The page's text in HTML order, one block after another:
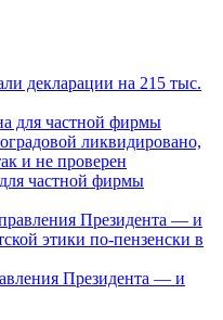
декларации на 215 тыс.
частной фирмы
Президента — и